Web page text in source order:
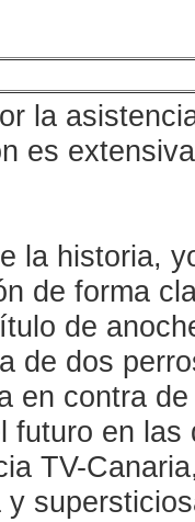
la
es
la historia,
de forma
de
de dos
en contra
futuro en
TV-